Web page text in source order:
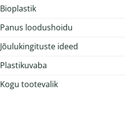
Bioplastik
Panus loodushoidu
Jõulukingituste ideed
Plastikuvaba
Kogu tootevalik